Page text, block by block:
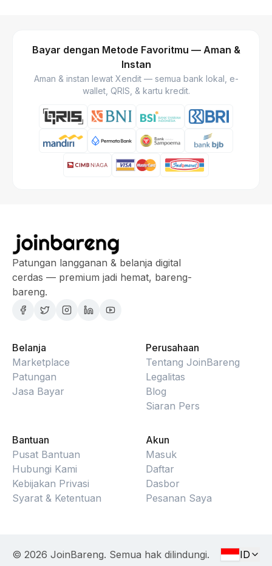
Bayar dengan Metode Favoritmu — Aman &
Instan
Aman & instan lewat Xendit — semua bank lokal, e-
wallet, QRIS, & kartu kredit.
Patungan langganan & belanja digital
cerdas — premium jadi hemat, bareng-
bareng.
Belanja
Marketplace
Patungan
Jasa Bayar
Perusahaan
Tentang JoinBareng
Legalitas
Blog
Siaran Pers
Bantuan
Pusat Bantuan
Hubungi Kami
Kebijakan Privasi
Syarat & Ketentuan
Akun
Masuk
Daftar
Dasbor
Pesanan Saya
© 2026 JoinBareng. Semua hak dilindungi. ID